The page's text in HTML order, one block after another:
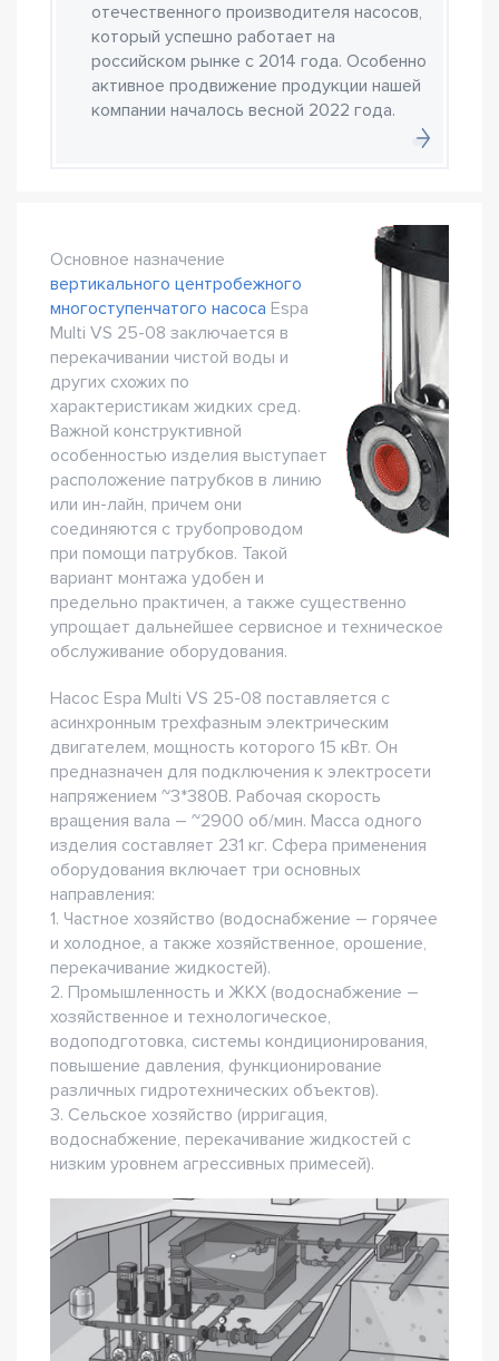
отечественного производителя насосов,
который успешно работает на
российском рынке с 2014 года. Особенно
активное продвижение продукции нашей
компании началось весной 2022 года.
Основное назначение
вертикального центробежного
многоступенчатого насоса Espa
Multi VS 25-08 заключается в
перекачивании чистой воды и
других схожих по
характеристикам жидких сред.
Важной конструктивной
особенностью изделия выступает
расположение патрубков в линию
или ин-лайн, причем они
соединяются с трубопроводом
при помощи патрубков. Такой
вариант монтажа удобен и
предельно практичен, а также существенно
упрощает дальнейшее сервисное и техническое
обслуживание оборудования.
Насос Espa Multi VS 25-08 поставляется с
асинхронным трехфазным электрическим
двигателем, мощность которого 15 кВт. Он
предназначен для подключения к электросети
напряжением ~3*380В. Рабочая скорость
вращения вала – ~2900 об/мин. Масса одного
изделия составляет 231 кг. Сфера применения
оборудования включает три основных
направления:
1. Частное хозяйство (водоснабжение – горячее
и холодное, а также хозяйственное, орошение,
перекачивание жидкостей).
2. Промышленность и ЖКХ (водоснабжение –
хозяйственное и технологическое,
водоподготовка, системы кондиционирования,
повышение давления, функционирование
различных гидротехнических объектов).
3. Сельское хозяйство (ирригация,
водоснабжение, перекачивание жидкостей с
низким уровнем агрессивных примесей).